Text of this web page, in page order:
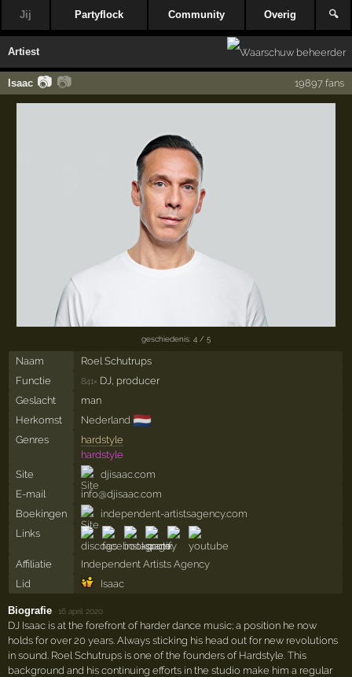
Jij Partyflock Community Overig 🔍
Artiest
Isaac 📷 📷 19897 fans
geschiedenis: 4 / 5
Naam
Roel Schutrups
Functie
841× DJ, producer
Geslacht
man
Herkomst
Nederland 🇳🇱
Genres
hardstyle
hardstyle
Site
djisaac.com
E-mail
info@djisaac.com
Boekingen
independent-artistsagency.com
Links
Affiliatie
Independent Artists Agency
Lid
Isaac
Biografie ·16 april 2020
DJ Isaac is at the forefront of harder dance music; a position he now
holds for over 20 years. Always sticking his head out for new revolutions
in sound. Roel Schutrups is one of the founders of Hardstyle. This
background and his continuing efforts in the studio make him a regular